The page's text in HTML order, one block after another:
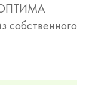
ОПТИМА
собственного